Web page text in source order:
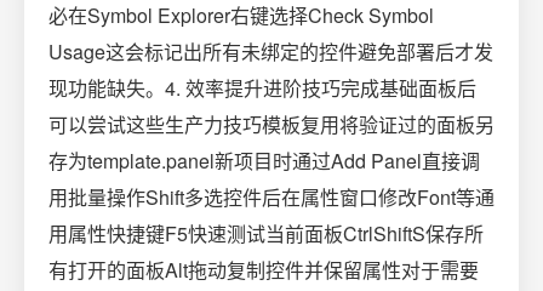
必在Symbol Explorer右键选择Check Symbol
Usage这会标记出所有未绑定的控件避免部署后才发
现功能缺失。4. 效率提升进阶技巧完成基础面板后
可以尝试这些生产力技巧模板复用将验证过的面板另
存为template.panel新项目时通过Add Panel直接调
用批量操作Shift多选控件后在属性窗口修改Font等通
用属性快捷键F5快速测试当前面板CtrlShiftS保存所
有打开的面板Alt拖动复制控件并保留属性对于需要